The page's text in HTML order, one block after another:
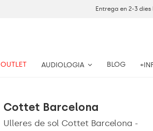
Entrega en 2-3
OUTLET AUDIOLOGIA BLOG
Cottet Barcelona
Ulleres de sol Cottet Barcelona -